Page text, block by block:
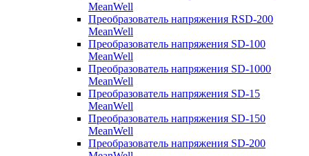
MeanWell
Преобразователь напряжения RSD-200
MeanWell
Преобразователь напряжения SD-100
MeanWell
Преобразователь напряжения SD-1000
MeanWell
Преобразователь напряжения SD-15
MeanWell
Преобразователь напряжения SD-150
MeanWell
Преобразователь напряжения SD-200